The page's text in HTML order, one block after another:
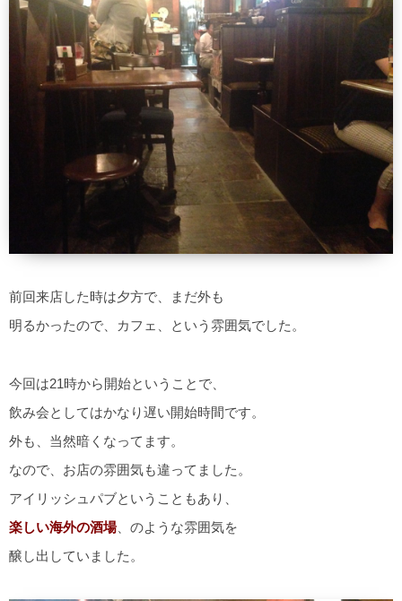
前回来店した時は夕方で、まだ外も
明るかったので、カフェ、という雰囲気でした。
今回は21時から開始ということで、
飲み会としてはかなり遅い開始時間です。
外も、当然暗くなってます。
なので、お店の雰囲気も違ってました。
アイリッシュパブということもあり、
楽しい海外の酒場、のような雰囲気を
醸し出していました。